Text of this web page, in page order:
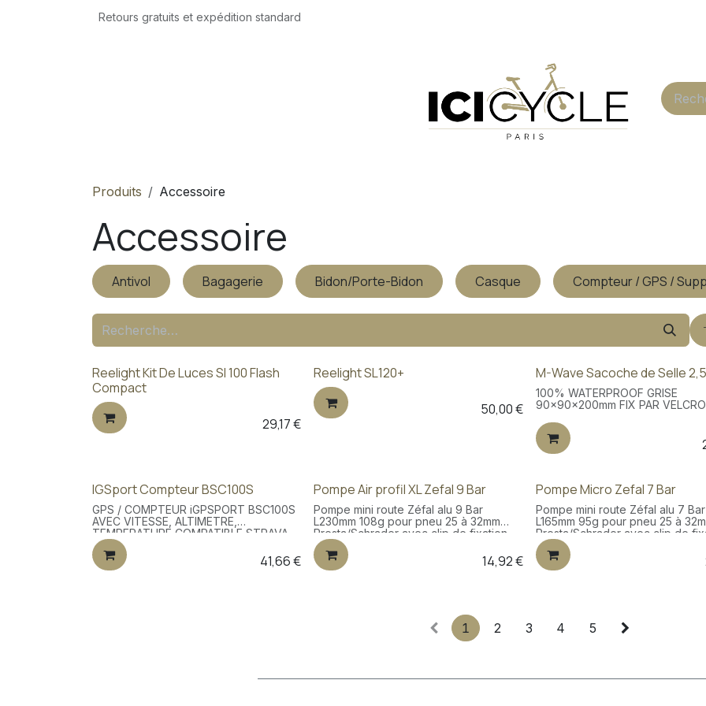
Se rendre au contenuRetours gratuits et expédition standard
Boutique
Produits Accessoire
Accessoire
Antivol Bagagerie Bidon/Porte-Bidon Casque Compteur / GPS /
Reelight Kit De Luces Sl 100 Flash
Compact
29,17€
Reelight SL120+
50,00€
M-Wave Sacoche de Selle
100% WATERPROOF GRISE
90x90x200mm FIX PAR
IGSport Compteur BSC100S
GPS / COMPTEUR iGPSPORT BSC100S
AVEC VITESSE, ALTIMETRE,
TEMPERATURE COMPATIBLE STRAVA -
Option : CAPTEUR CADENCE, VITESSE
ET CARDIO
Autonomie de la batterie : 40 heures
41,66€
Pompe Air profil XL Zefal 9 Bar
Pompe mini route Zéfal alu 9 Bar
L230mm 108g pour pneu 25 à 32mm
Presta/Schrader avec clip de fixation
14,92€
Pompe Micro Zefal 7 Bar
Pompe mini route Zéfal alu 7 Bar
L165mm 95g pour pneu 25 à
Presta/Schrader avec clip de
1 2 3 4 5